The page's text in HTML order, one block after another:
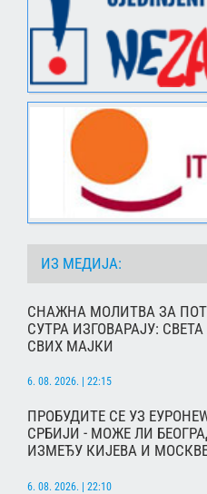
ИЗ МЕДИЈА:
СНАЖНА МОЛИТВА ЗА
СУТРА ИЗГОВАРАЈУ:
СВИХ МАЈКИ
6. 08. 2026. | 22:15
ПРОБУДИТЕ СЕ УЗ
СРБИЈИ - МОЖЕ ЛИ
ИЗМЕЂУ КИЈЕВА И
6. 08. 2026. | 22:10